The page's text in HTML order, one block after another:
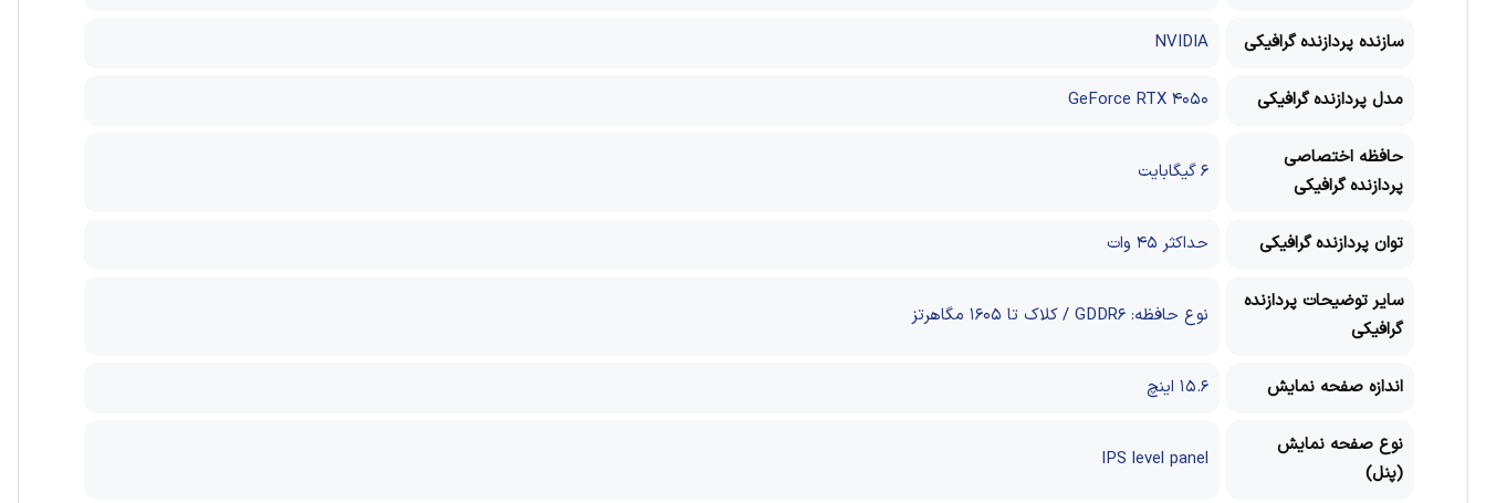
سازنده پردازنده گرافیکی NVIDIA
مدل پردازنده گرافیکی GeForce RTX ۴۰۵۰
حافظه اختصاصی
پردازنده گرافیکی
۶ گیگابایت
توان پردازنده گرافیکی حداکثر ۴۵ وات
سایر توضیحات پردازنده
گرافیکی
نوع حافظه: GDDR۶ / کلاک تا ۱۶۰۵ مگاهرتز
اندازه صفحه نمایش ۱۵.۶ اینچ
نوع صفحه نمایش
(پنل)
IPS level panel